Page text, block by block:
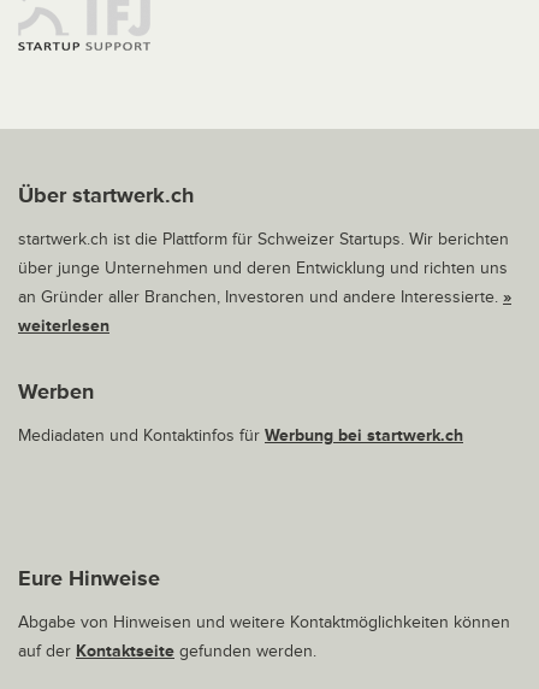
Über startwerk.ch
startwerk.ch ist die Plattform für Schweizer Startups. Wir berichten
über junge Unternehmen und deren Entwicklung und richten uns
an Gründer aller Branchen, Investoren und andere Interessierte. »
weiterlesen
Werben
Mediadaten und Kontaktinfos für Werbung bei startwerk.ch
Eure Hinweise
Abgabe von Hinweisen und weitere Kontaktmöglichkeiten können
auf der Kontaktseite gefunden werden.